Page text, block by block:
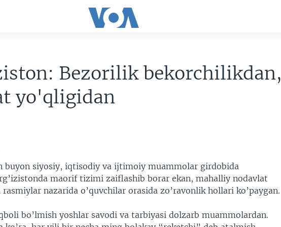
Bezorilik bekorchilikdan,
yo'qligidan
buyon siyosiy, iqtisodiy va ijtimoiy muammolar girdobida
maorif tizimi zaiflashib borar ekan, mahalliy nodavlat
nazarida o’quvchilar orasida zo’ravonlik hollari ko’paygan.
bo’lmish yoshlar savodi va tarbiyasi dolzarb muammolardan.